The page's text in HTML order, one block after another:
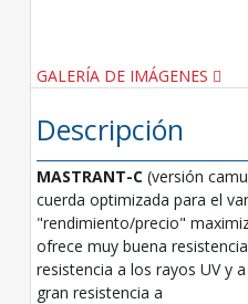
GALERÍA DE IMÁGENES
Descripción
MASTRANT-C (versión
cuerda optimizada para el
"rendimiento/precio"
ofrece muy buena
resistencia a los rayos UV y
gran resistencia a